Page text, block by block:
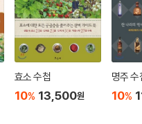
효소 수첩
10% 13,500원
명주 수
10%